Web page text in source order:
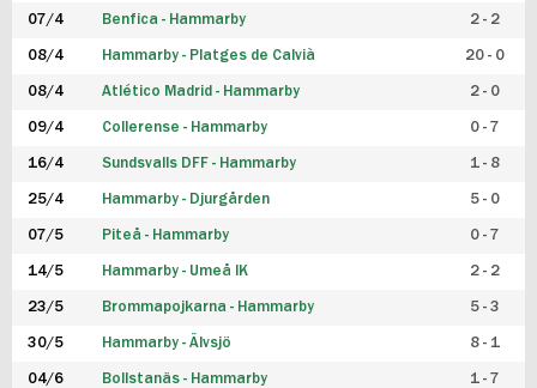
07/4 Benfica - Hammarby 2 - 2
08/4 Hammarby - Platges de Calvià 20 - 0
08/4 Atlético Madrid - Hammarby 2 - 0
09/4 Collerense - Hammarby 0 - 7
16/4 Sundsvalls DFF - Hammarby 1 - 8
25/4 Hammarby - Djurgården 5 - 0
07/5 Piteå - Hammarby 0 - 7
14/5 Hammarby - Umeå IK 2 - 2
23/5 Brommapojkarna - Hammarby 5 - 3
30/5 Hammarby - Älvsjö 8 - 1
04/6 Bollstanäs - Hammarby 1 - 7